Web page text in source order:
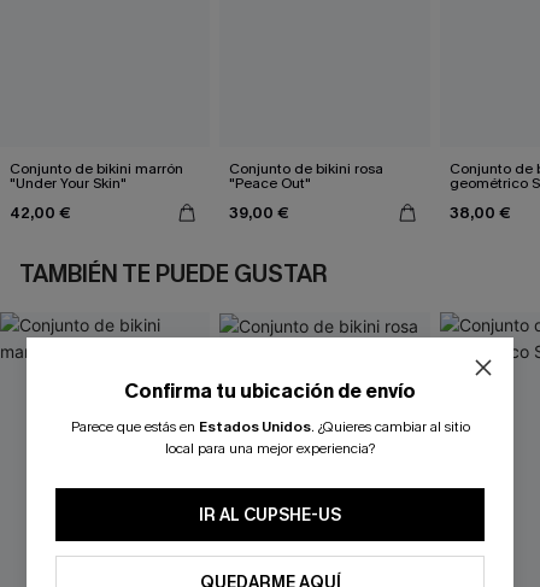
Conjunto de bikini marrón
"Under Your Skin"
42,00 €
Conjunto de bikini rosa
"Peace Out"
39,00 €
Conjunto de
geométrico
38,00 €
TAMBIÉN TE PUEDE GUSTAR
Confirma tu ubicación de envío
Parece que estás en Estados Unidos. ¿Quieres cambiar al sitio
local para una mejor experiencia?
IR AL CUPSHE-US
QUEDARME AQUÍ